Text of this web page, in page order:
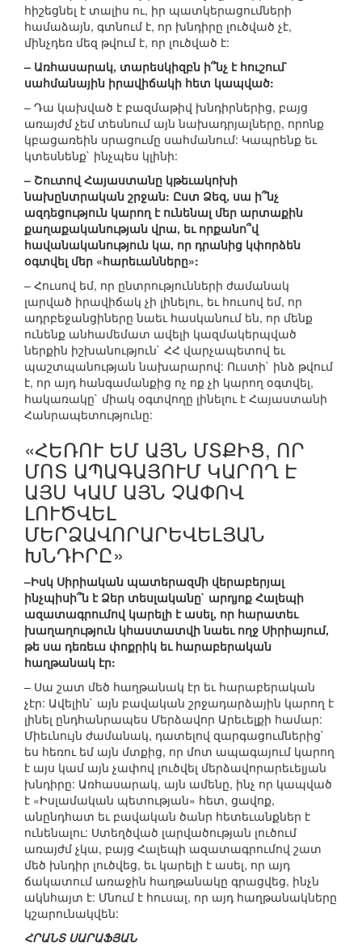
հիշեցնել է տալիս ու, իր պատկերացումների
համաձայն, գտնում է, որ խնդիրը լուծված չէ,
մինչդեռ մեզ թվում է, որ լուծված է:
– Առհասարակ, տարեսկիզբն ի՞նչ է հուշում`
սահմանային իրավիճակի հետ կապված:
– Դա կախված է բազմաթիվ խնդիրներից, բայց
առայժմ չեմ տեսնում այն նախադրյալները, որոնք
կբացառեին սրացումը սահմանում: Կապրենք եւ
կտեսնենք` ինչպես կլինի:
– Շուտով Հայաստանը կթեւակոխի
նախընտրական շրջան: Ըստ Ձեզ, սա ի՞նչ
ազդեցություն կարող է ունենալ մեր արտաքին
քաղաքականության վրա, եւ որքանո՞վ
հավանականություն կա, որ դրանից կփորձեն
օգտվել մեր «հարեւանները»:
– Հուսով եմ, որ ընտրությունների ժամանակ
լարված իրավիճակ չի լինելու, եւ հուսով եմ, որ
ադրբեջանցիները նաեւ հասկանում են, որ մենք
ունենք անհամեմատ ավելի կազմակերպված
ներքին իշխանություն` ՀՀ վարչապետով եւ
պաշտպանության նախարարով: Ուստի` ինձ թվում
է, որ այդ հանգամանքից ոչ ոք չի կարող օգտվել,
հակառակը` միակ օգտվողը լինելու է Հայաստանի
Հանրապետությունը:
«ՀԵՌՈՒ ԵՄ ԱՅՆ ՄՏՔԻՑ, ՈՐ
ՄՈՏ ԱՊԱԳԱՅՈՒՄ ԿԱՐՈՂ Է
ԱՅՍ ԿԱՄ ԱՅՆ ՉԱՓՈՎ
ԼՈՒԾՎԵԼ
ՄԵՐՁԱՎՈՐԱՐԵՎԵԼՅԱՆ
ԽՆԴԻՐԸ»
–Իսկ Սիրիական պատերազմի վերաբերյալ
ինչպիսի՞ն է Ձեր տեսլականը` արդյոք Հալեպի
ազատագրումով կարելի է ասել, որ հարատեւ
խաղաղություն կհաստատվի նաեւ ողջ Սիրիայում,
թե սա դեռեւս փոքրիկ եւ հարաբերական
հաղթանակ էր:
– Սա շատ մեծ հաղթանակ էր եւ հարաբերական
չէր: Ավելին` այն բավական շրջադարձային կարող է
լինել ընդհանրապես Մերձավոր Արեւելքի համար:
Միեւնույն ժամանակ, դատելով զարգացումներից`
ես հեռու եմ այն մտքից, որ մոտ ապագայում կարող
է այս կամ այն չափով լուծվել մերձավորարեւելյան
խնդիրը: Առհասարակ, այն ամենը, ինչ որ կապված
է «Իսլամական պետության» հետ, ցավոք,
անընդհատ եւ բավական ծանր հետեւանքներ է
ունենալու: Ստեղծված լարվածության լուծում
առայժմ չկա, բայց Հալեպի ազատագրումով շատ
մեծ խնդիր լուծվեց, եւ կարելի է ասել, որ այդ
ճակատում առաջին հաղթանակը գրացվեց, ինչն
ակնհայտ է: Մնում է հուսալ, որ այդ հաղթանակները
կշարունակվեն:
ՀՐԱՆՏ ՍԱՐԱՖՅԱՆ